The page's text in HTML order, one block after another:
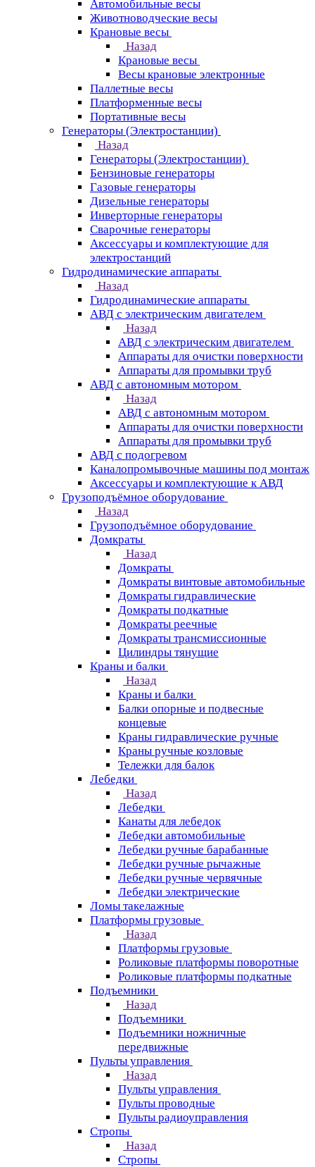
Автомобильные весы
Животноводческие весы
Крановые весы
Назад
Крановые весы
Весы крановые электронные
Паллетные весы
Платформенные весы
Портативные весы
Генераторы (Электростанции)
Назад
Генераторы (Электростанции)
Бензиновые генераторы
Газовые генераторы
Дизельные генераторы
Инверторные генераторы
Сварочные генераторы
Аксессуары и комплектующие для
электростанций
Гидродинамические аппараты
Назад
Гидродинамические аппараты
АВД с электрическим двигателем
Назад
АВД с электрическим двигателем
Аппараты для очистки поверхности
Аппараты для промывки труб
АВД с автономным мотором
Назад
АВД с автономным мотором
Аппараты для очистки поверхности
Аппараты для промывки труб
АВД с подогревом
Каналопромывочные машины под монтаж
Аксессуары и комплектующие к АВД
Грузоподъёмное оборудование
Назад
Грузоподъёмное оборудование
Домкраты
Назад
Домкраты
Домкраты винтовые автомобильные
Домкраты гидравлические
Домкраты подкатные
Домкраты реечные
Домкраты трансмиссионные
Цилиндры тянущие
Краны и балки
Назад
Краны и балки
Балки опорные и подвесные
концевые
Краны гидравлические ручные
Краны ручные козловые
Тележки для балок
Лебедки
Назад
Лебедки
Канаты для лебедок
Лебедки автомобильные
Лебедки ручные барабанные
Лебедки ручные рычажные
Лебедки ручные червячные
Лебедки электрические
Ломы такелажные
Платформы грузовые
Назад
Платформы грузовые
Роликовые платформы поворотные
Роликовые платформы подкатные
Подъемники
Назад
Подъемники
Подъемники ножничные
передвижные
Пульты управления
Назад
Пульты управления
Пульты проводные
Пульты радиоуправления
Стропы
Назад
Стропы